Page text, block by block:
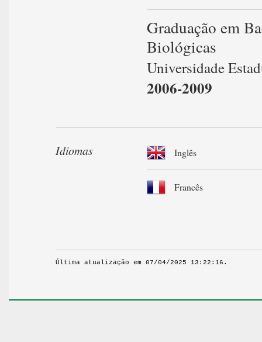
Graduação em
Biológicas
Universidade
2006-2009
Idiomas Inglês
Francês
Última atualização em 07/04/2025 13:22:16.